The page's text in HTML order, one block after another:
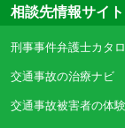
相談先情報サイト
刑事事件弁護士カタ
交通事故の治療ナビ
交通事故被害者の体